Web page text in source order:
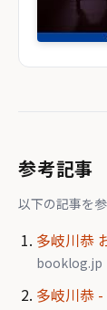
参考記事
以下の記事を
多岐川恭
booklog.jp
多岐川恭